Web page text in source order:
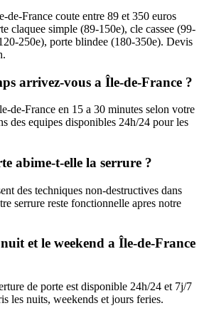
de-France coute entre 89 et 350 euros
claquee simple (89-150e), cle cassee (99-
250e), porte blindee (180-350e). Devis
arrivez-vous a Île-de-France ?
de-France en 15 a 30 minutes selon votre
des equipes disponibles 24h/24 pour les
abime-t-elle la serrure ?
des techniques non-destructives dans
serrure reste fonctionnelle apres notre
et le weekend a Île-de-France
de porte est disponible 24h/24 et 7j/7
les nuits, weekends et jours feries.